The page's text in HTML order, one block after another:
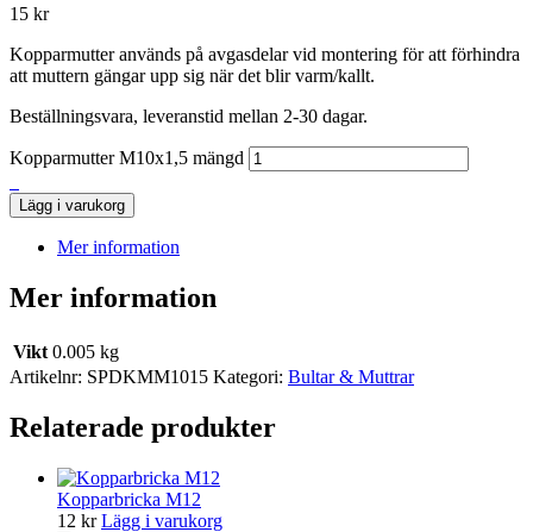
15 kr
Kopparmutter används på avgasdelar vid montering för att förhindra
att muttern gängar upp sig när det blir varm/kallt.
Beställningsvara, leveranstid mellan 2-30 dagar.
Kopparmutter M10x1,5 mängd
Lägg i varukorg
Mer information
Mer information
Vikt 0.005 kg
Artikelnr: SPDKMM1015 Kategori: Bultar & Muttrar
Relaterade produkter
Kopparbricka M12
12 kr Lägg i varukorg